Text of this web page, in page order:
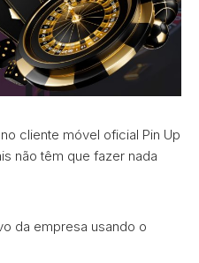
cliente móvel oficial Pin Up
não têm que fazer nada
da empresa usando o